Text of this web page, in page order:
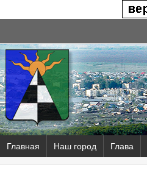
Главная Наш город Глава